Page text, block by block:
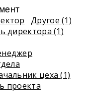
Другое (1)
директора (1)
цеха (1)
проекта